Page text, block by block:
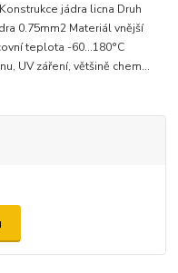
jádra licna Druh
0.75mm2 Materiál vnější
teplota -60...180°C
UV záření, většině chem...